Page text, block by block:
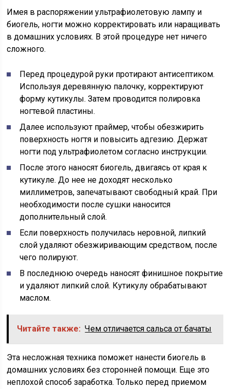
Имея в распоряжении ультрафиолетовую лампу и
биогель, ногти можно корректировать или наращивать
в домашних условиях. В этой процедуре нет ничего
сложного.
Перед процедурой руки протирают антисептиком.
Используя деревянную палочку, корректируют
форму кутикулы. Затем проводится полировка
ногтевой пластины.
Далее используют праймер, чтобы обезжирить
поверхность ногтя и повысить адгезию. Держат
ногти под ультрафиолетом согласно инструкции.
После этого наносят биогель, двигаясь от края к
кутикуле. До нее не доходят несколько
миллиметров, запечатывают свободный край. При
необходимости после сушки наносится
дополнительный слой.
Если поверхность получилась неровной, липкий
слой удаляют обезжиривающим средством, после
чего полируют.
В последнюю очередь наносят финишное покрытие
и удаляют липкий слой. Кутикулу обрабатывают
маслом.
Читайте также: Чем отличается сальса от бачаты
Эта несложная техника поможет нанести биогель в
домашних условиях без сторонней помощи. Еще это
неплохой способ заработка. Только перед приемом